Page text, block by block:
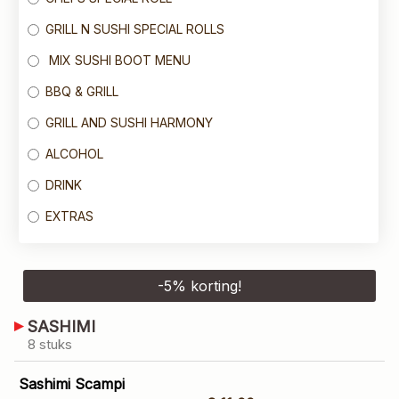
GRILL N SUSHI SPECIAL ROLLS
MIX SUSHI BOOT MENU
BBQ & GRILL
GRILL AND SUSHI HARMONY
ALCOHOL
DRINK
EXTRAS
-5% korting!
SASHIMI
8 stuks
Sashimi Scampi